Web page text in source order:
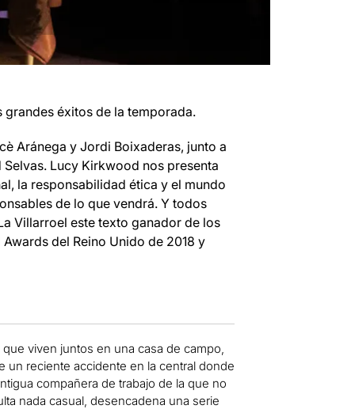
grandes éxitos de la temporada.
Aránega y Jordi Boixaderas, junto a
Lucy Kirkwood nos presenta
la responsabilidad ética y el mundo
de lo que vendrá. Y todos
Villarroel este texto ganador de los
del Reino Unido de 2018 y
viven juntos en una casa de campo,
un reciente accidente en la central donde
compañera de trabajo de la que no
nada casual, desencadena una serie